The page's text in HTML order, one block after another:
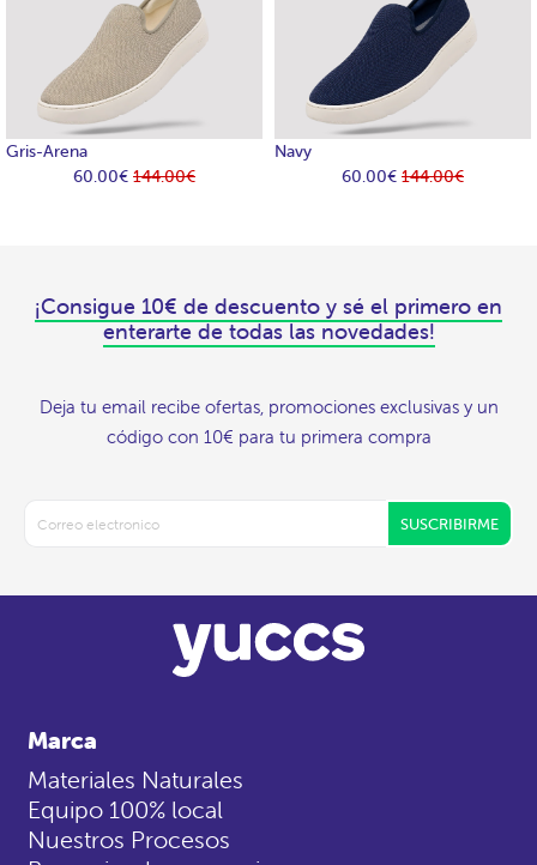
Gris-Arena
60.00€ 144.00€
Navy
60.00€ 144.00€
¡Consigue 10€ de descuento y sé el primero en
enterarte de todas las novedades!
Deja tu email recibe ofertas, promociones exclusivas y un
código con 10€ para tu primera compra
SUSCRIBIRME
Marca
Materiales Naturales
Equipo 100% local
Nuestros Procesos